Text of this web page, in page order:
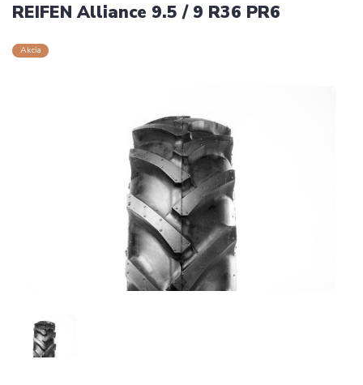
REIFEN Alliance 9.5 / 9 R36 PR6
Akcia